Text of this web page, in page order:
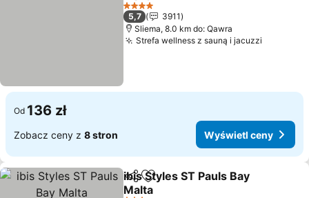
4 Kategoria
5,7
3911
Sliema, 8.0 km do: Qawra
Strefa wellness z sauną i jacuzzi
Od 136 zł
Zobacz ceny z 8 stron Wyświetl ceny
Udostępnij
Dodaj do ulubionych
ibis Styles ST Pauls Bay
Malta